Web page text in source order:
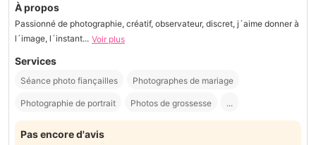
À propos
Passionné de photographie, créatif, observateur, discret, j´aime donner à
l´image, l´instant... Voir plus
Services
Séance photo fiançailles Photographes de mariage
Photographie de portrait Photos de grossesse ...
Pas encore d'avis